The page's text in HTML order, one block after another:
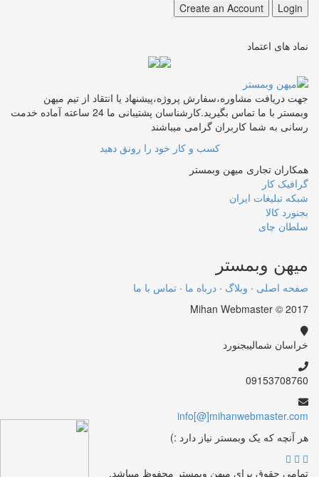
نماد های اعتماد
جهت دریافت مشاوره،سفارش پروژه،پیشنهاد یا انتقاد از تیم میهن
وبمستر با ما تماس بگیرید.کارشناسان پشتیبانی ما 24 ساعته آماده خدمت
رسانی به شما کاربران گرامی میباشند
کسب و کار خود را رونق دهید
همکاران تجاری میهن وبمستر
گرافیک کار
شبکه تبلیغات ایران
بجنورد کالا
سلطان چای
میهن وبمستر
صفحه اصلی · وبلاگ · درباه ما · تماس با ما
Mihan Webmaster © 2017
خراسان شمالیبجنورد
09153708760
info[@]mihanwebmaster.com
هر آنچه که یک وبمستر نیاز دارد :)
تمامی حقوق برای میهن وبمستر محفوظ میباشد.